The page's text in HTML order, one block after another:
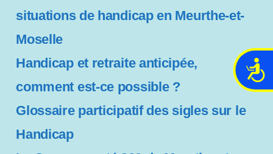
A
e
situations de handicap en Meurthe-et-
Moselle
Handicap et retraite anticipée,
comment est-ce possible ?
Glossaire participatif des sigles sur le
Handicap